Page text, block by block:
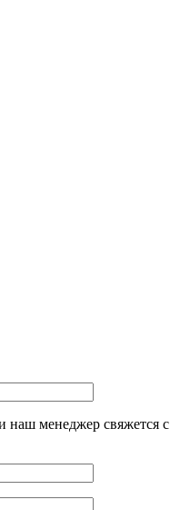
наш менеджер свяжется с